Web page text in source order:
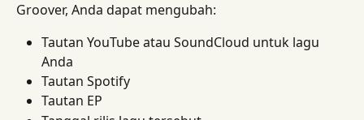
Groover, Anda dapat mengubah:
Tautan YouTube atau SoundCloud untuk lagu
Anda
Tautan Spotify
Tautan EP